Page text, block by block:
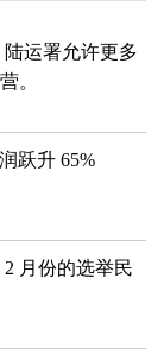
运署允许更多
。
跃升 65%
月份的选举民